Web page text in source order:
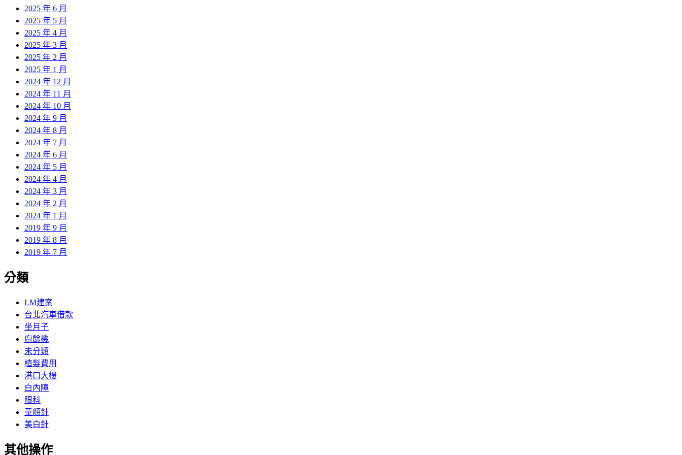
2025 年 6 月
2025 年 5 月
2025 年 4 月
2025 年 3 月
2025 年 2 月
2025 年 1 月
2024 年 12 月
2024 年 11 月
2024 年 10 月
2024 年 9 月
2024 年 8 月
2024 年 7 月
2024 年 6 月
2024 年 5 月
2024 年 4 月
2024 年 3 月
2024 年 2 月
2024 年 1 月
2019 年 9 月
2019 年 8 月
2019 年 7 月
分類
LM建案
台北汽車借款
坐月子
廚餘機
未分類
植髮費用
港口大樓
白內障
眼科
童顏針
美白針
其他操作